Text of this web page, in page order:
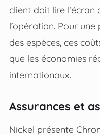
client doit lire
l’opération. Pour
des espèces, ces
que les économies
internationaux.
Assurances et
Nickel présente